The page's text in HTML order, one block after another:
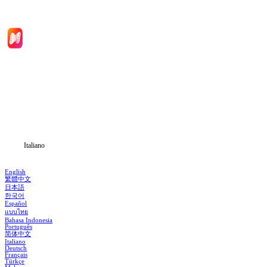
Italiano
English
繁體中文
日本語
한국어
Español
แบบไทย
Bahasa Indonesia
Português
简体中文
Italiano
Deutsch
Français
Türkçe